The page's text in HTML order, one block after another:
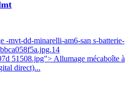
-mvt-dd-minarelli-am6-san s-batterie-
51508.jpg"> Allumage mécaboîte à
direct)...